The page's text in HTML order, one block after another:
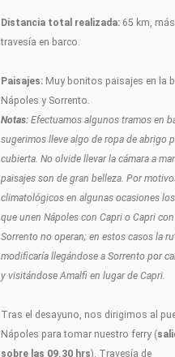
Distancia total realizada: 65 km, más
travesía en barco.
Paisajes: Muy bonitos paisajes en la
Nápoles y Sorrento.
Notas: Efectuamos algunos tramos en
sugerimos lleve algo de ropa de abrigo
cubierta. No olvide llevar la cámara a
paisajes son de gran belleza. Por
climatológicos en algunas ocasiones
que unen Nápoles con Capri o Capri con
Sorrento no operan; en estos casos la
modificaría llegándose a Sorrento por
y visitándose Amalfi en lugar de Capri.
Tras el desayuno, nos dirigimos al
Nápoles para tomar nuestro ferry (
sobre las 09.30 hrs). Travesía de